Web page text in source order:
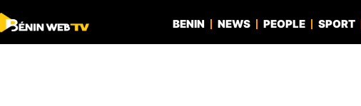
BENIN NEWS PEOPLE SPORT